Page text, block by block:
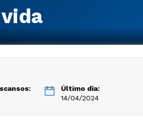
Último día:
14/04/2024